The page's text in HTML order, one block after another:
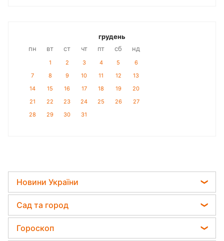
грудень
пн
вт ст чт пт сб нд
1 2 3 4 5
6
7
8 9 10 11 12
13
14
15 16 17 18 19
20
21
22 23 24 25 26
27
28
29 30 31
Новини України
Телеграм новини України
Пенсії в Україні
Мобілізація
Сад та город
Садівник назвав найефективніший засіб проти
бур'янів
Гороскоп